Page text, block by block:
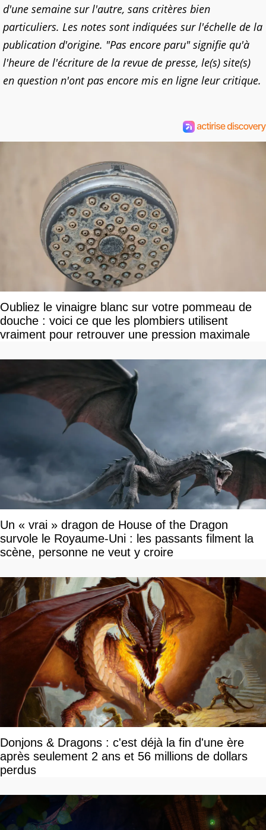
d'une semaine sur l'autre, sans critères bien
particuliers. Les notes sont indiquées sur l'échelle de la
publication d'origine. "Pas encore paru" signifie qu'à
l'heure de l'écriture de la revue de presse, le(s) site(s)
en question n'ont pas encore mis en ligne leur critique.
Oubliez le vinaigre blanc sur votre pommeau de
douche : voici ce que les plombiers utilisent
vraiment pour retrouver une pression maximale
Un « vrai » dragon de House of the Dragon
survole le Royaume-Uni : les passants filment la
scène, personne ne veut y croire
Donjons & Dragons : c'est déjà la fin d'une ère
après seulement 2 ans et 56 millions de dollars
perdus